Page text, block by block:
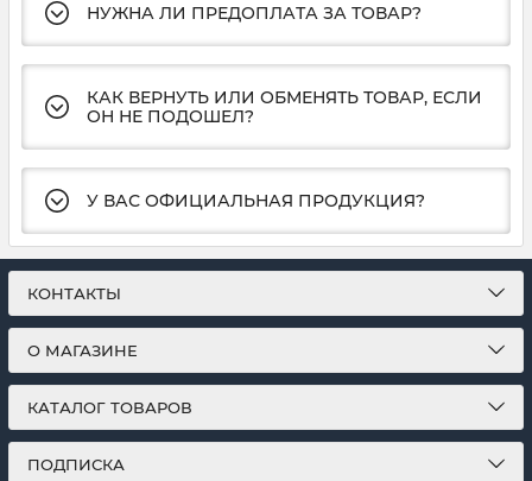
НУЖНА ЛИ ПРЕДОПЛАТА ЗА ТОВАР?
КАК ВЕРНУТЬ ИЛИ ОБМЕНЯТЬ ТОВАР, ЕСЛИ
ОН НЕ ПОДОШЕЛ?
У ВАС ОФИЦИАЛЬНАЯ ПРОДУКЦИЯ?
КОНТАКТЫ
О МАГАЗИНЕ
КАТАЛОГ ТОВАРОВ
ПОДПИСКА